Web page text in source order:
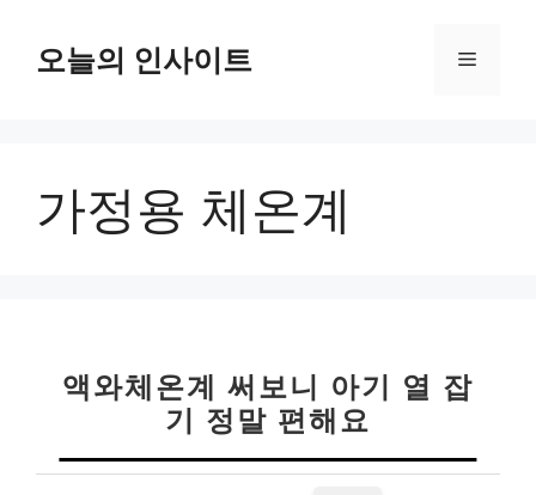
오늘의 인사이트 메
가정용 체온계
액와체온계 써보니 아기 열 잡
기 정말 편해요